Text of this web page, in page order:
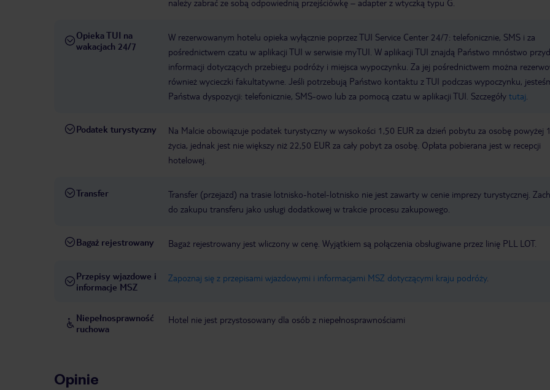
należy zabrać ze sobą odpowiednią przejściówkę – adapter z wtyczką typu G.
Opieka TUI na
wakacjach 24/7
W rezerwowanym hotelu opieka wyłącznie poprzez TUI Service Center 24/7: telefonicznie, SMS i za
pośrednictwem czatu w aplikacji TUI w serwisie myTUI. W aplikacji TUI znajdą Państwo mnóstwo
informacji dotyczących przebiegu podróży i miejsca wypoczynku. Za jej pośrednictwem można
również wycieczki fakultatywne. Jeśli potrzebują Państwo kontaktu z TUI podczas wypoczynku,
Państwa dyspozycji: telefonicznie, SMS-owo lub za pomocą czatu w aplikacji TUI. Szczegóły tutaj
Podatek turystyczny
Na Malcie obowiązuje podatek turystyczny w wysokości 1,50 EUR za dzień pobytu za osobę powyżej
życia, jednak jest nie większy niż 22,50 EUR za cały pobyt za osobę. Opłata pobierana jest w recepcji
hotelowej.
Transfer
Transfer (przejazd) na trasie lotnisko-hotel-lotnisko nie jest zawarty w cenie imprezy turystycznej.
do zakupu transferu jako usługi dodatkowej w trakcie procesu zakupowego.
Bagaż rejestrowany Bagaż rejestrowany jest wliczony w cenę. Wyjątkiem są połączenia obsługiwane przez linię PLL LOT.
Przepisy wjazdowe i
informacje MSZ
Zapoznaj się z przepisami wjazdowymi i informacjami MSZ dotyczącymi kraju podróży.
Niepełnosprawność
ruchowa
Hotel nie jest przystosowany dla osób z niepełnosprawnościami
Opinie